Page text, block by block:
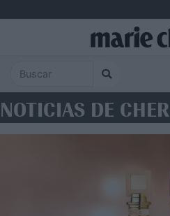
NOTICIAS DE CHER